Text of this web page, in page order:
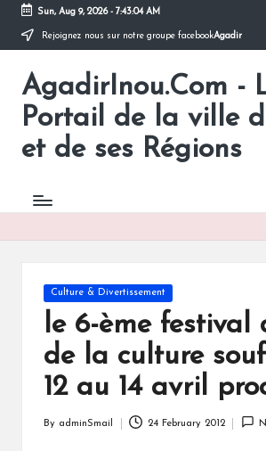
Skip
content
Sun, Aug 9, 2026- 7:43:04 AM
Rejoignez nous sur notre groupe facebookAgadir
AgadirInou.Com -
Portail de la ville
et de ses Régions
Toute
l'actualité
ville
en
un
Posted
in
Culture & Divertissement
le 6-ème festival
de la culture
12 au 14 avril
By adminSmail 24 February 2012